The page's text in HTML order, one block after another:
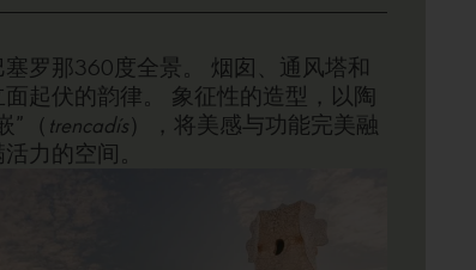
罗那360度全景。 烟囱、通风塔和
起伏的韵律。 象征性的造型，以陶
”（ trencadís），将美感与功能完美融
力的空间。